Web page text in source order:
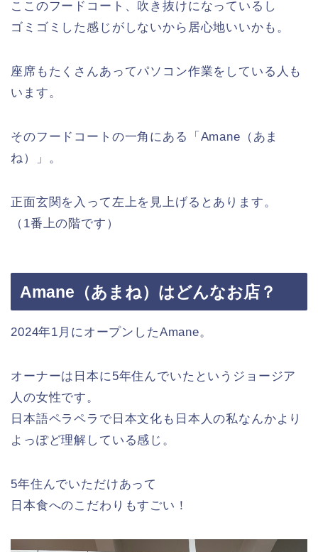
ここのフードコート、吹き抜けになっているし
ゴミゴミした感じがしないから居心地いいかも。
座席もたくさんあってパソコン作業をしている人も
います。
そのフードコートの一角にある「Amane（あま
ね）」。
正面玄関を入って左上を見上げるとあります。
（1番上の階です）
Amane（あまね）はどんなお店？
2024年1月にオープンしたAmane。
オーナーは日本に5年住んでいたというジョージア
人の女性です。
日本語ペラペラで日本文化も日本人の私なんかより
よっぽど理解している感じ。
5年住んでいただけあって
日本食へのこだわりもすごい！